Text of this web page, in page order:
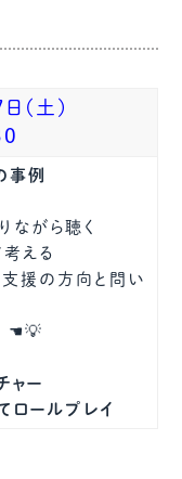
日(土)
事例
ながら聴く
える
支援の方向と問い
☚💡
ャー
ロールプレイ